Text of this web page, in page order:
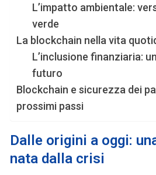
L’impatto ambientale:
verde
La blockchain nella vita
L’inclusione finanziaria:
futuro
Blockchain e sicurezza dei
prossimi passi
Dalle origini a oggi:
nata dalla crisi